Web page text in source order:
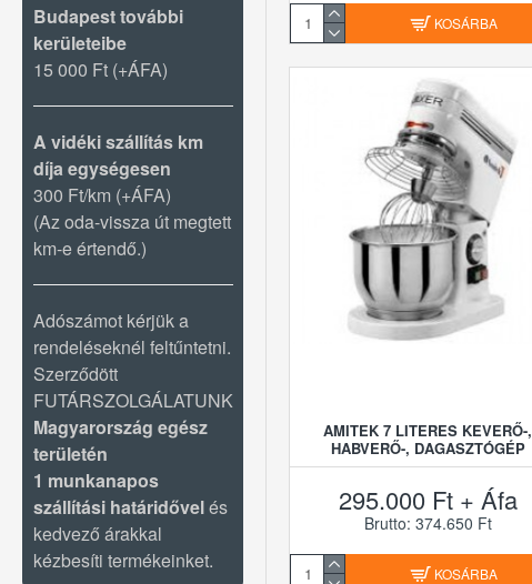
PIMAK
REEPACK
UNIVERSAL
FRITTER
VALKO
VORWERK
Budapest további
kerületeibe
15 000 Ft (+ÁFA)
A vidéki szállítás km
díja egységesen
300 Ft/km (+ÁFA)
(Az oda-vissza út megtett
km-e értendő.)
Adószámot kérjük a
rendeléseknél feltűntetni.
Szerződött
FUTÁRSZOLGÁLATUNK
Magyarország egész
területén
1 munkanapos
szállítási határidővelés
kedvező árakkal
kézbesíti termékeinket.
KOSÁRBA
AMITEK 7 LITERES KEVERŐ-,
HABVERŐ-, DAGASZTÓGÉP
295.000 Ft + Áfa
Brutto: 374.650 Ft
KOSÁRBA